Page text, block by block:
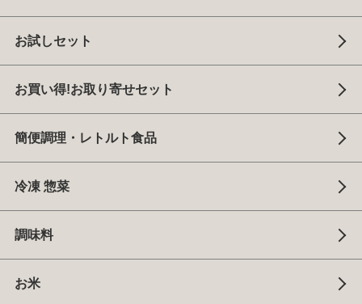
お試しセット
お買い得!お取り寄せセット
簡便調理・レトルト食品
冷凍 惣菜
調味料
お米